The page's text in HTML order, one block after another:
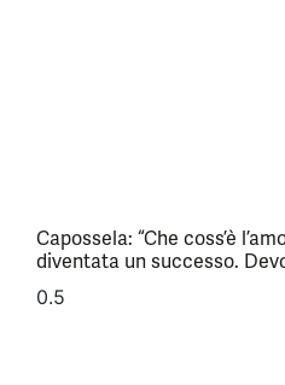
Capossela: “Che coss’è
diventata un successo.